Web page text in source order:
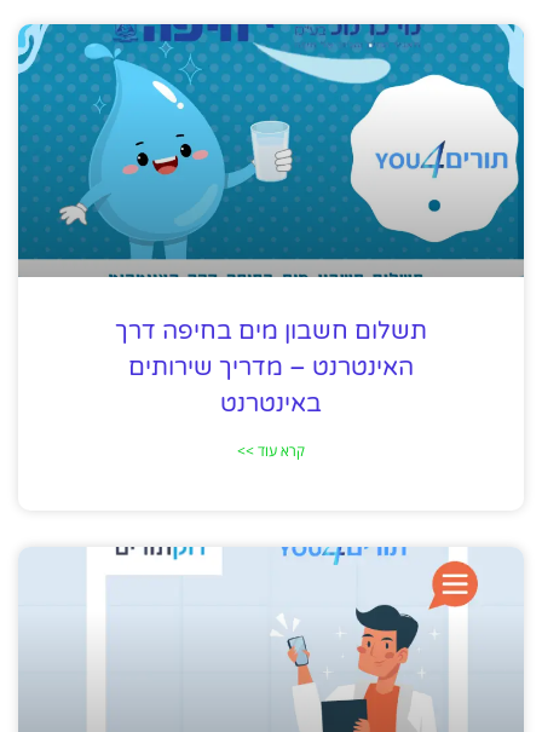
תשלום חשבון מים בחיפה דרך
האינטרנט – מדריך שירותים
באינטרנט
קרא עוד >>